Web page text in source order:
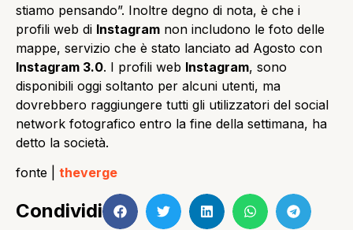
stiamo pensando”. Inoltre degno di nota, è che i
profili web di Instagram non includono le foto delle
mappe, servizio che è stato lanciato ad Agosto con
Instagram 3.0. I profili web Instagram, sono
disponibili oggi soltanto per alcuni utenti, ma
dovrebbero raggiungere tutti gli utilizzatori del social
network fotografico entro la fine della settimana, ha
detto la società.
fonte | theverge
Condividi